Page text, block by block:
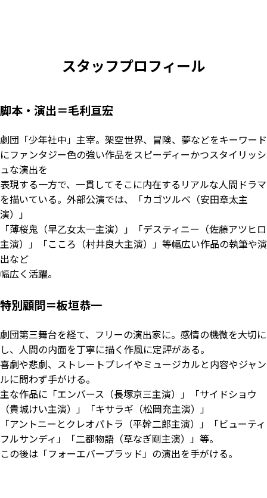
スタッフプロフィール
脚本・演出＝毛利亘宏
劇団「少年社中」主宰。架空世界、冒険、夢などをキーワード
にファンタジー色の強い作品をスピーディーかつスタイリッシ
ュな演出を
表現する一方で、一貫してそこに内在するリアルな人間ドラマ
を描いている。外部公演では、「カゴツルベ（安田章太主
演）」
「薄桜鬼（早乙女太一主演）」「デスティニー（佐藤アツヒロ
主演）」「こころ（村井良大主演）」等幅広い作品の執筆や演
出など
幅広く活躍。
特別顧問＝板垣恭一
劇団第三舞台を経て、フリーの演出家に。感情の機微を大切に
し、人間の内面を丁寧に描く作風に定評がある。
喜劇や悲劇、ストレートプレイやミュージカルと内容やジャン
ルに問わず手がける。
主な作品に「エンバース（長塚京三主演）」「サイドショウ
（貴城けい主演）」「キサラギ（松岡充主演）」
「アントニーとクレオパトラ（平幹二郎主演）」「ビューティ
フルサンディ」「二都物語（草なぎ剛主演）」等。
この後は「フォーエバープラッド」の演出を手がける。